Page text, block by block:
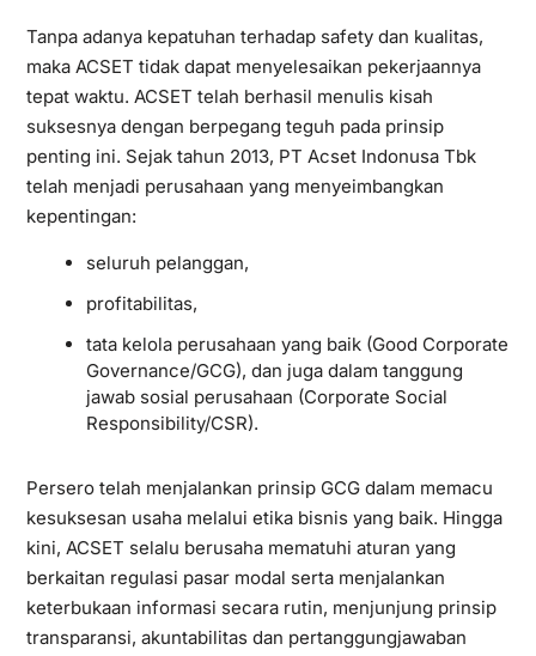
Tanpa adanya kepatuhan terhadap safety dan kualitas,
maka ACSET tidak dapat menyelesaikan pekerjaannya
tepat waktu. ACSET telah berhasil menulis kisah
suksesnya dengan berpegang teguh pada prinsip
penting ini. Sejak tahun 2013, PT Acset Indonusa Tbk
telah menjadi perusahaan yang menyeimbangkan
kepentingan:
seluruh pelanggan,
profitabilitas,
tata kelola perusahaan yang baik (Good Corporate
Governance/GCG), dan juga dalam tanggung
jawab sosial perusahaan (Corporate Social
Responsibility/CSR).
Persero telah menjalankan prinsip GCG dalam memacu
kesuksesan usaha melalui etika bisnis yang baik. Hingga
kini, ACSET selalu berusaha mematuhi aturan yang
berkaitan regulasi pasar modal serta menjalankan
keterbukaan informasi secara rutin, menjunjung prinsip
transparansi, akuntabilitas dan pertanggungjawaban